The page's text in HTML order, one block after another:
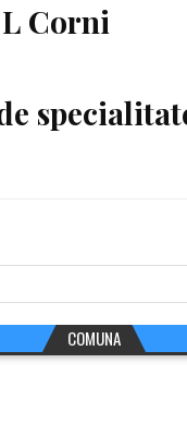
Corni
COMUNA